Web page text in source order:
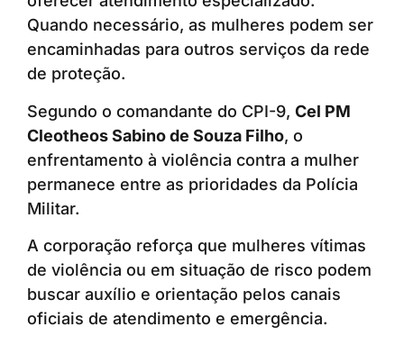
Quando necessário, as mulheres podem ser
encaminhadas para outros serviços da rede
de proteção.
Segundo o comandante do CPI-9, Cel PM
Cleotheos Sabino de Souza Filho, o
enfrentamento à violência contra a mulher
permanece entre as prioridades da Polícia
Militar.
A corporação reforça que mulheres vítimas
de violência ou em situação de risco podem
buscar auxílio e orientação pelos canais
oficiais de atendimento e emergência.